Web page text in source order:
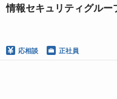
情報セキュリティグルー
応相談 正社員